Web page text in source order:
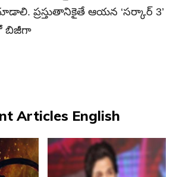
ప్రస్తుతానికైతే ఆయన ‘సర్కార్ 3’
బిజీగా
Articles English